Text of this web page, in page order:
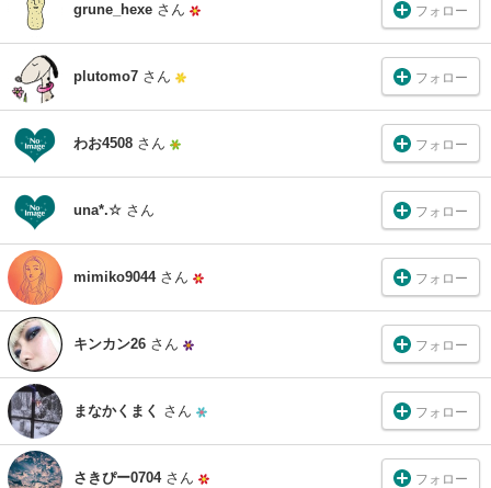
grune_hexe さん フォロー
plutomo7 さん フォロー
わお4508 さん フォロー
una*.☆ さん フォロー
mimiko9044 さん フォロー
キンカン26 さん フォロー
まなかくまく さん フォロー
さきぴー0704 さん フォロー